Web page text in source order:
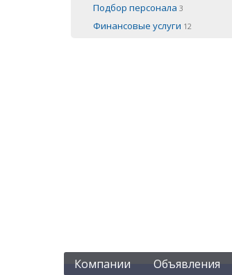
Подбор персонала 3
Финансовые услуги 12
Компании Объявления